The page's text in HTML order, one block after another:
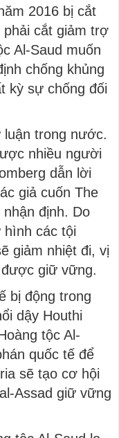
2016 bị cắt
phải cắt giảm trợ
Al-Saud muốn
chống khủng
kỳ sự chống đối
luận trong nước.
nhiều người
dẫn lời
giả cuốn The
định. Do
hình các tội
giảm nhiệt đi, vị
giữ vững.
bị động trong
dậy Houthi
tộc Al-
quốc tế để
sẽ tạo cơ hội
Assad giữ vững